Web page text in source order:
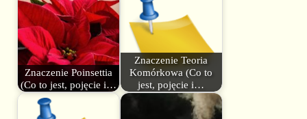
Znaczenie Poinsettia
(Co to jest, pojęcie i…
Znaczenie Teoria
Komórkowa (Co to
jest, pojęcie i…